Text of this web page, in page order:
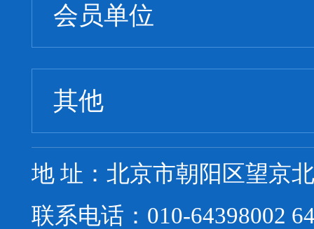
会员单位
其他
地 址：北京市朝阳区望京
联系电话：010-64398002